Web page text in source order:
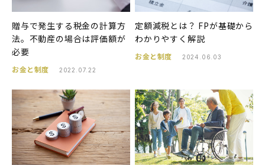
贈与で発生する税金の計算方
法。不動産の場合は評価額が
必要
お金と制度 2022.07.22
定額減税とは？ FPが基礎から
わかりやすく解説
お金と制度 2024.06.03